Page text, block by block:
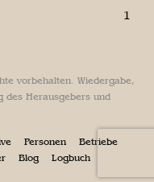
1
vorbehalten. Wiedergabe,
des Herausgebers und
Personen
Betriebe
Blog
Logbuch